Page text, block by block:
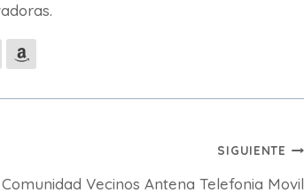
SIGUIENTE
Comunidad Vecinos Antena Telefonia Movil